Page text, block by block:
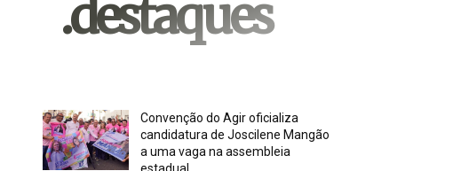
.destaques
Convenção do Agir oficializa
candidatura de Joscilene Mangão
a uma vaga na assembleia